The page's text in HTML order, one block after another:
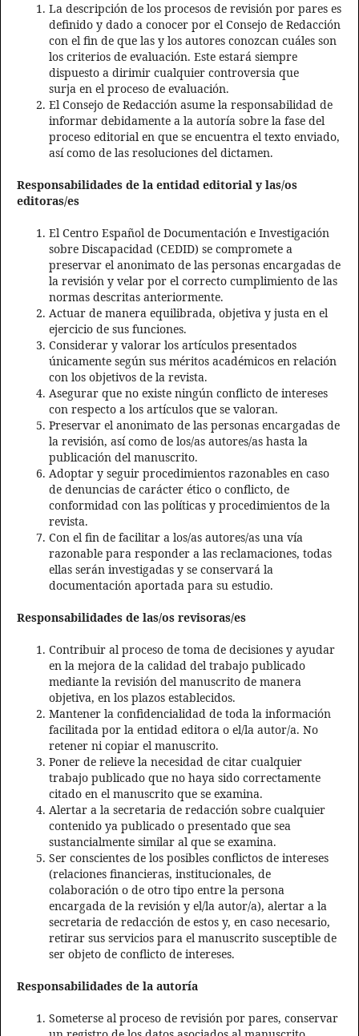
La descripción de los procesos de revisión por pares es
definido y dado a conocer por el Consejo de Redacción
con el fin de que las y los autores conozcan cuáles son
los criterios de evaluación. Este estará siempre
dispuesto a dirimir cualquier controversia que
surja en el proceso de evaluación.
El Consejo de Redacción asume la responsabilidad de
informar debidamente a la autoría sobre la fase del
proceso editorial en que se encuentra el texto enviado,
así como de las resoluciones del dictamen.
Responsabilidades de la entidad editorial y las/os
editoras/es
El Centro Español de Documentación e Investigación
sobre Discapacidad (CEDID) se compromete a
preservar el anonimato de las personas encargadas de
la revisión y velar por el correcto cumplimiento de las
normas descritas anteriormente.
Actuar de manera equilibrada, objetiva y justa en el
ejercicio de sus funciones.
Considerar y valorar los artículos presentados
únicamente según sus méritos académicos en relación
con los objetivos de la revista.
Asegurar que no existe ningún conflicto de intereses
con respecto a los artículos que se valoran.
Preservar el anonimato de las personas encargadas de
la revisión, así como de los/as autores/as hasta la
publicación del manuscrito.
Adoptar y seguir procedimientos razonables en caso
de denuncias de carácter ético o conflicto, de
conformidad con las políticas y procedimientos de la
revista.
Con el fin de facilitar a los/as autores/as una vía
razonable para responder a las reclamaciones, todas
ellas serán investigadas y se conservará la
documentación aportada para su estudio.
Responsabilidades de las/os revisoras/es
Contribuir al proceso de toma de decisiones y ayudar
en la mejora de la calidad del trabajo publicado
mediante la revisión del manuscrito de manera
objetiva, en los plazos establecidos.
Mantener la confidencialidad de toda la información
facilitada por la entidad editora o el/la autor/a. No
retener ni copiar el manuscrito.
Poner de relieve la necesidad de citar cualquier
trabajo publicado que no haya sido correctamente
citado en el manuscrito que se examina.
Alertar a la secretaria de redacción sobre cualquier
contenido ya publicado o presentado que sea
sustancialmente similar al que se examina.
Ser conscientes de los posibles conflictos de intereses
(relaciones financieras, institucionales, de
colaboración o de otro tipo entre la persona
encargada de la revisión y el/la autor/a), alertar a la
secretaria de redacción de estos y, en caso necesario,
retirar sus servicios para el manuscrito susceptible de
ser objeto de conflicto de intereses.
Responsabilidades de la autoría
Someterse al proceso de revisión por pares, conservar